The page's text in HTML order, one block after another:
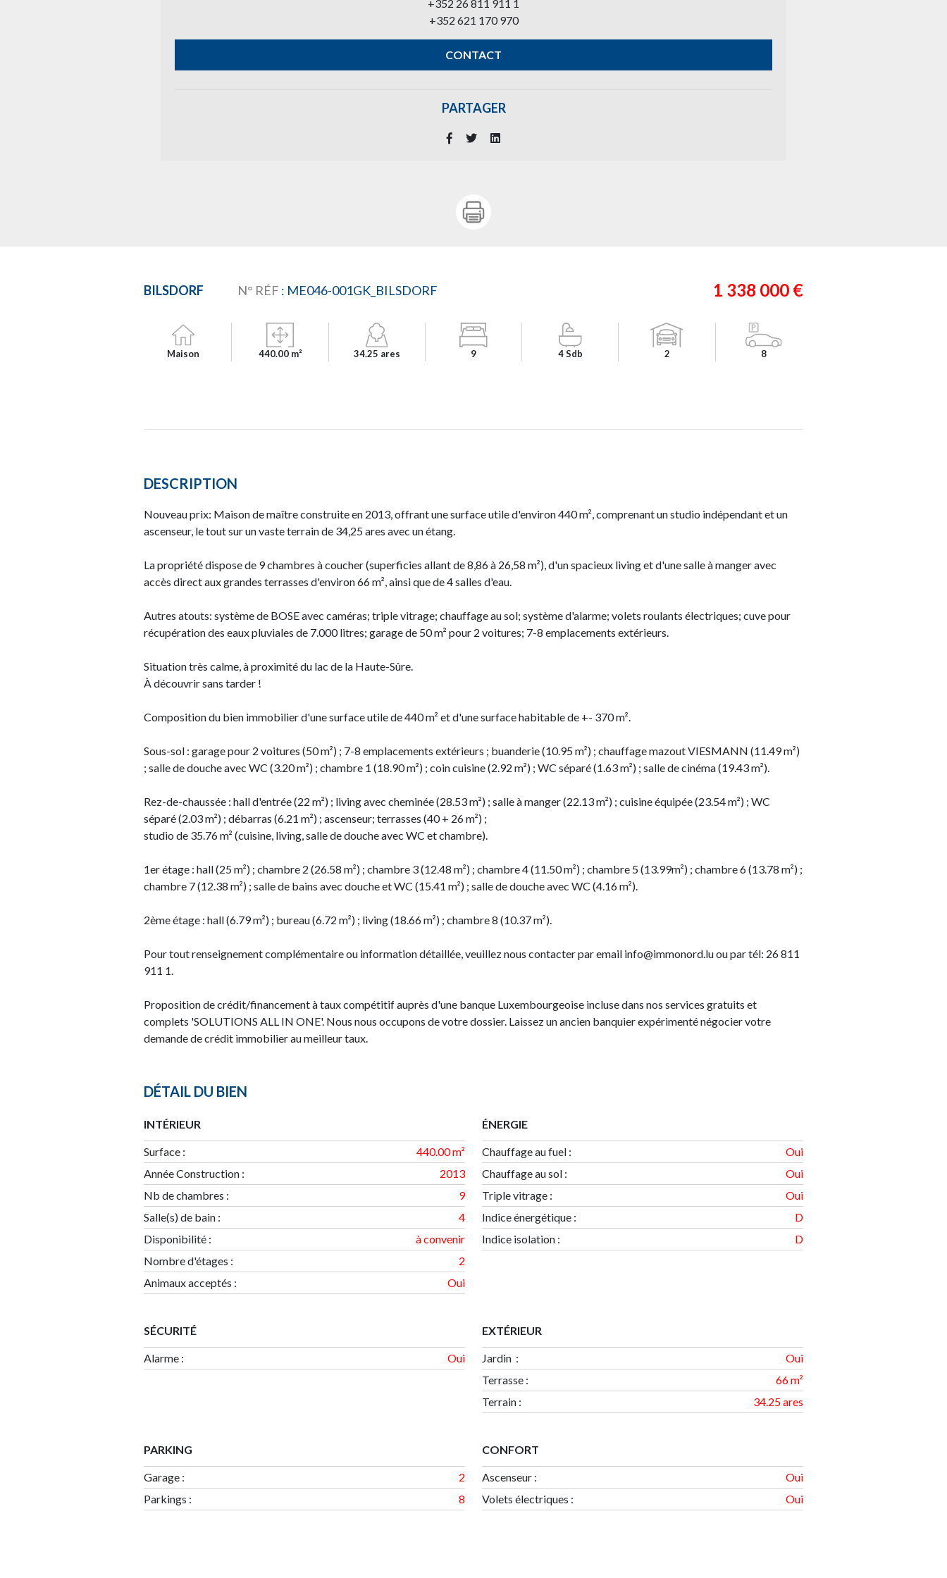
+352 26 811 911 1
+352 621 170 970
CONTACT
PARTAGER
BILSDORF N° RÉF : ME046-001GK_BILSDORF 1 338 000 €
Maison 440.00 m² 34.25 ares 9 4 Sdb 2 8
DESCRIPTION
Nouveau prix: Maison de maître construite en 2013, offrant une surface utile d'environ 440 m², comprenant un studio indépendant et un
ascenseur, le tout sur un vaste terrain de 34,25 ares avec un étang.
La propriété dispose de 9 chambres à coucher (superficies allant de 8,86 à 26,58 m²), d'un spacieux living et d'une salle à manger avec
accès direct aux grandes terrasses d'environ 66 m², ainsi que de 4 salles d'eau.
Autres atouts: système de BOSE avec caméras; triple vitrage; chauffage au sol; système d'alarme; volets roulants électriques; cuve pour
récupération des eaux pluviales de 7.000 litres; garage de 50 m² pour 2 voitures; 7-8 emplacements extérieurs.
Situation très calme, à proximité du lac de la Haute-Sûre.
À découvrir sans tarder !
Composition du bien immobilier d'une surface utile de 440 m² et d'une surface habitable de +- 370 m².
Sous-sol : garage pour 2 voitures (50 m²) ; 7-8 emplacements extérieurs ; buanderie (10.95 m²) ; chauffage mazout VIESMANN (11.49 m²)
; salle de douche avec WC (3.20 m²) ; chambre 1 (18.90 m²) ; coin cuisine (2.92 m²) ; WC séparé (1.63 m²) ; salle de cinéma (19.43 m²).
Rez-de-chaussée : hall d'entrée (22 m²) ; living avec cheminée (28.53 m²) ; salle à manger (22.13 m²) ; cuisine équipée (23.54 m²) ; WC
séparé (2.03 m²) ; débarras (6.21 m²) ; ascenseur; terrasses (40 + 26 m²) ;
studio de 35.76 m² (cuisine, living, salle de douche avec WC et chambre).
1er étage : hall (25 m²) ; chambre 2 (26.58 m²) ; chambre 3 (12.48 m²) ; chambre 4 (11.50 m²) ; chambre 5 (13.99m²) ; chambre 6 (13.78 m²) ;
chambre 7 (12.38 m²) ; salle de bains avec douche et WC (15.41 m²) ; salle de douche avec WC (4.16 m²).
2ème étage : hall (6.79 m²) ; bureau (6.72 m²) ; living (18.66 m²) ; chambre 8 (10.37 m²).
Pour tout renseignement complémentaire ou information détaillée, veuillez nous contacter par email info@immonord.lu ou par tél: 26 811
911 1.
Proposition de crédit/financement à taux compétitif auprès d'une banque Luxembourgeoise incluse dans nos services gratuits et
complets 'SOLUTIONS ALL IN ONE'. Nous nous occupons de votre dossier. Laissez un ancien banquier expérimenté négocier votre
demande de crédit immobilier au meilleur taux.
DÉTAIL DU BIEN
INTÉRIEUR
Surface :
440.00 m²
Année Construction :
2013
Nb de chambres :
9
Salle(s) de bain :
4
Disponibilité :
à convenir
Nombre d'étages :
2
Animaux acceptés :
Oui
ÉNERGIE
Chauffage au fuel :
Oui
Chauffage au sol :
Oui
Triple vitrage :
Oui
Indice énergétique :
D
Indice isolation : D
SÉCURITÉ
Alarme : Oui
EXTÉRIEUR
Jardin :
Oui
Terrasse :
66 m²
Terrain : 34.25 ares
PARKING
Garage :
2
Parkings : 8
CONFORT
Ascenseur :
Oui
Volets électriques :
Oui